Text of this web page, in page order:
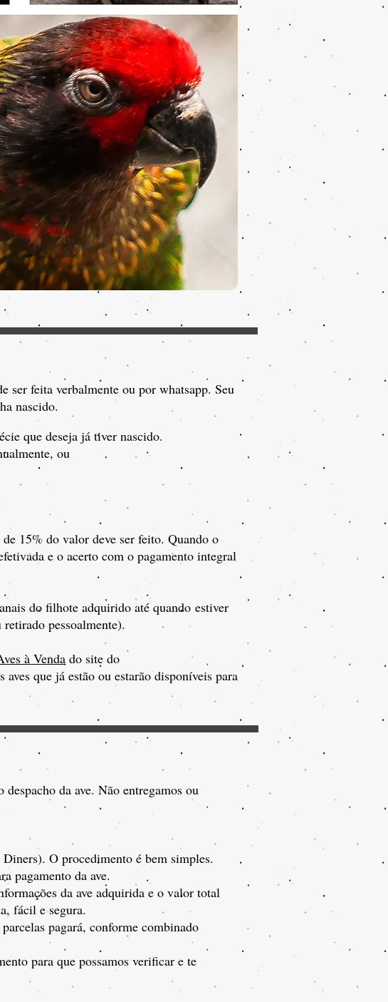
ser feita verbalmente ou por whatsapp. Seu
nascido.
que deseja já tiver nascido.
ou
15% do valor deve ser feito. Quando o
e o acerto com o pagamento integral
do filhote adquirido até quando estiver
pessoalmente).
à Venda do site do
que já estão ou estarão disponíveis para
da ave. Não entregamos ou
O procedimento é bem simples.
pagamento da ave.
da ave adquirida e o valor total
fácil e segura.
pagará, conforme combinado
para que possamos verificar e te